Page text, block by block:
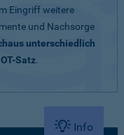
Eingriff weitere
und Nachsorge
unterschiedlich
Satz.
Info